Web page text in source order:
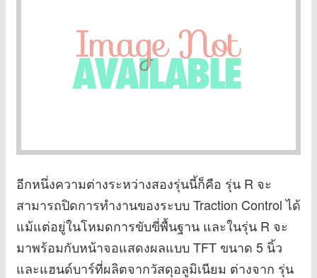
อีกหนึ่งความต่างระหว่างสองรุ่นนี้ก็คือ รุ่น R จะ
สามารถปิดการทำงานของระบบ Traction Control ได้
แม้แต่อยู่ในโหมดการขับขี่พื้นฐาน และในรุ่น R จะ
มาพร้อมกับหน้าจอแสดงผลแบบ TFT ขนาด 5 นิ้ว
และแฮนด์บาร์ที่ผลิตจากวัสดุอลูมิเนียม ต่างจาก รุ่น